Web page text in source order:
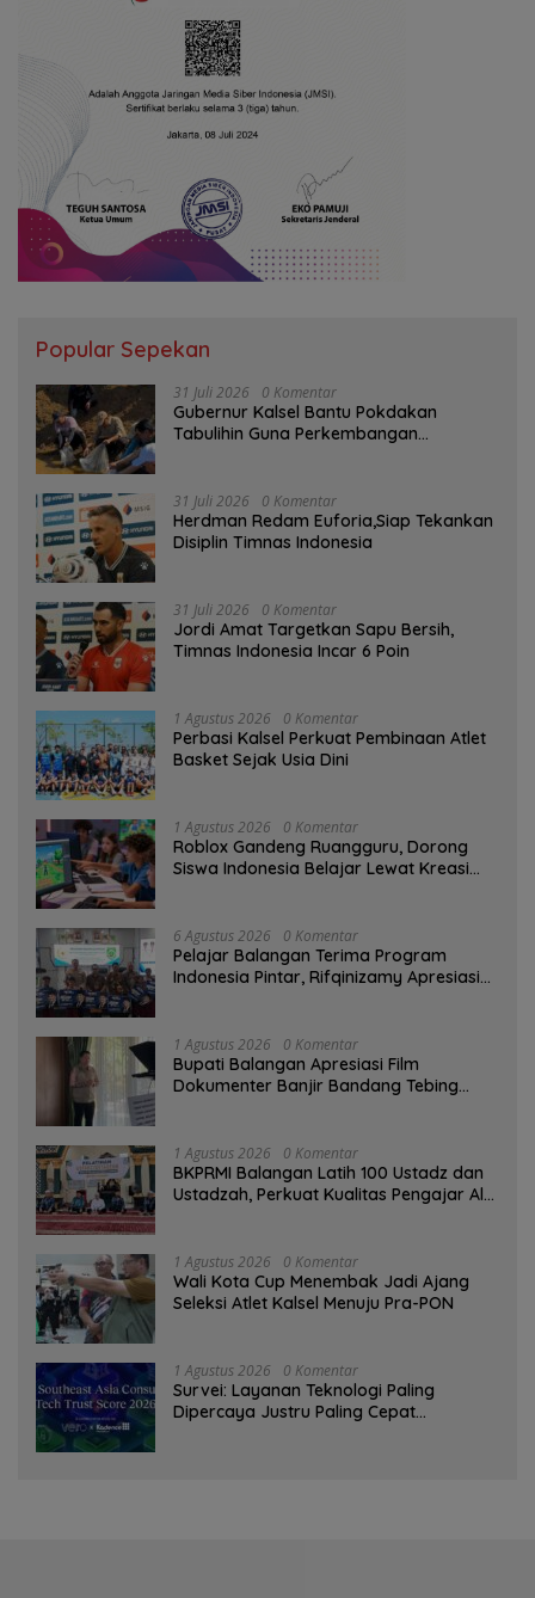
Popular Sepekan
31 Juli 2026 0 Komentar
Gubernur Kalsel Bantu Pokdakan
Tabulihin Guna Perkembangan
31 Juli 2026 0 Komentar
Herdman Redam Euforia,Siap Tekankan
Disiplin Timnas Indonesia
31 Juli 2026 0 Komentar
Jordi Amat Targetkan Sapu Bersih,
Timnas Indonesia Incar 6 Poin
1 Agustus 2026 0 Komentar
Perbasi Kalsel Perkuat Pembinaan Atlet
Basket Sejak Usia Dini
1 Agustus 2026 0 Komentar
Roblox Gandeng Ruangguru, Dorong
Siswa Indonesia Belajar Lewat Kreasi
6 Agustus 2026 0 Komentar
Pelajar Balangan Terima Program
Indonesia Pintar, Rifqinizamy Apresiasi
1 Agustus 2026 0 Komentar
Bupati Balangan Apresiasi Film
Dokumenter Banjir Bandang Tebing
1 Agustus 2026 0 Komentar
BKPRMI Balangan Latih 100 Ustadz dan
Ustadzah, Perkuat Kualitas Pengajar Al-
1 Agustus 2026 0 Komentar
Wali Kota Cup Menembak Jadi Ajang
Seleksi Atlet Kalsel Menuju Pra-PON
1 Agustus 2026 0 Komentar
Survei: Layanan Teknologi Paling
Dipercaya Justru Paling Cepat